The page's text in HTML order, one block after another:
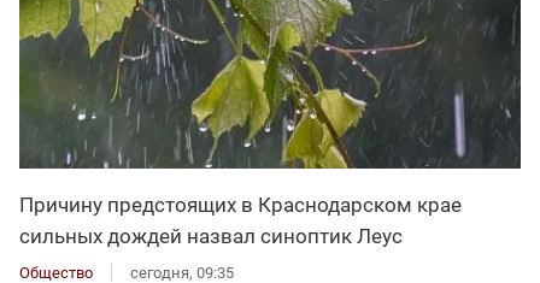
Причину предстоящих в Краснодарском крае
сильных дождей назвал синоптик Леус
Общество сегодня, 09:35